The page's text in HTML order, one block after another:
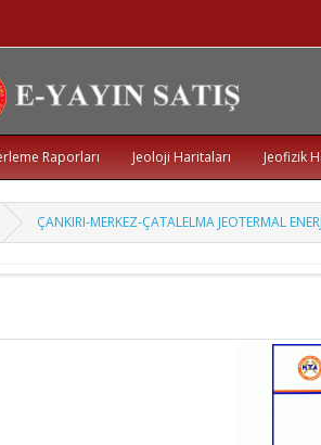
Raporları Jeoloji Haritaları Jeofizik
ÇANKIRI-MERKEZ-ÇATALELMA JEOTERMAL